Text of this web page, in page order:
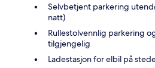
Selvbetjent parkering
natt)
Rullestolvennlig parkering
tilgjengelig
Ladestasjon for elbil på